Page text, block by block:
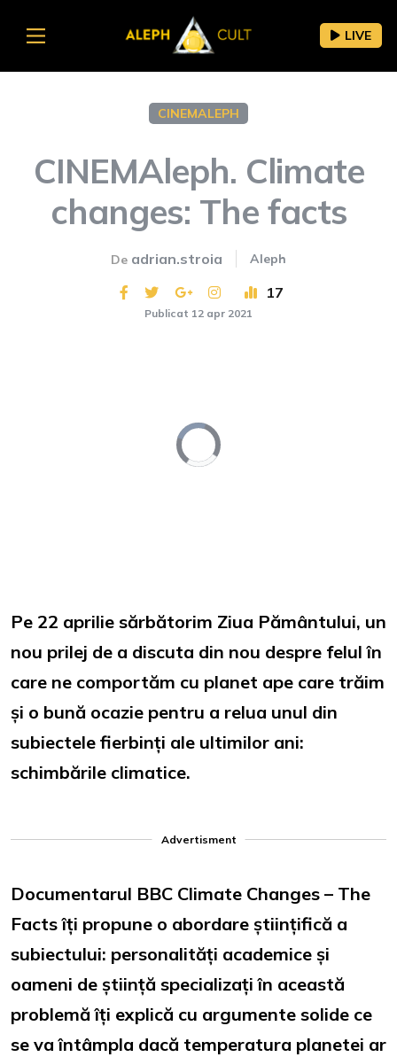
LIVE
CINEMALEPH
CINEMAleph. Climate
changes: The facts
De adrian.stroia Aleph
17
Publicat 12 apr 2021
Video
Player
is
loading.
Pe 22 aprilie sărbătorim Ziua Pământului, un
nou prilej de a discuta din nou despre felul în
care ne comportăm cu planet ape care trăim
și o bună ocazie pentru a relua unul din
subiectele fierbinți ale ultimilor ani:
schimbările climatice.
Advertisment
Documentarul BBC Climate Changes – The
Facts îți propune o abordare științifică a
subiectului: personalități academice și
oameni de știință specializați în această
problemă îți explică cu argumente solide ce
se va întâmpla dacă temperatura planetei ar